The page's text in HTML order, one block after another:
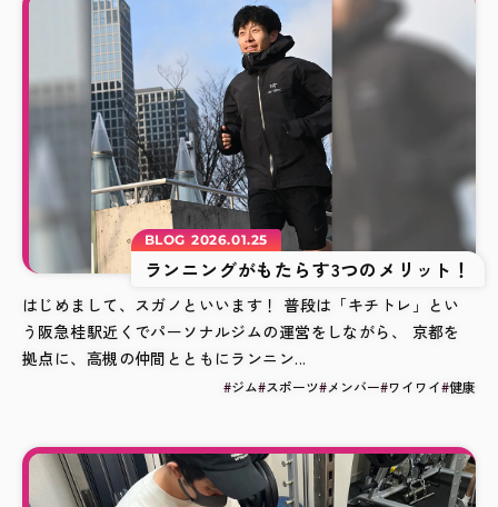
BLOG 2026.01.25
ランニングがもたらす3つのメリット！
はじめまして、スガノといいます！ 普段は「キチトレ」とい
う阪急桂駅近くでパーソナルジムの運営をしながら、 京都を
拠点に、高槻の仲間とともにランニン...
ジム スポーツ メンバー ワイワイ 健康